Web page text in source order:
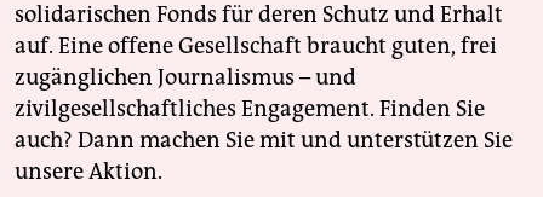
solidarischen Fonds für deren Schutz und Erhalt
auf. Eine offene Gesellschaft braucht guten, frei
zugänglichen Journalismus – und
zivilgesellschaftliches Engagement. Finden Sie
auch? Dann machen Sie mit und unterstützen Sie
unsere Aktion.